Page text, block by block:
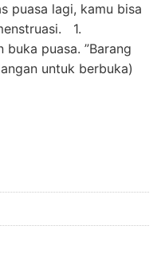
puasa lagi, kamu bisa
1.
puasa. ”Barang
untuk berbuka)